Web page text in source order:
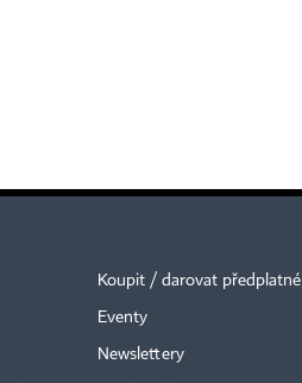
Koupit / darovat předplatné
Eventy
Newslettery